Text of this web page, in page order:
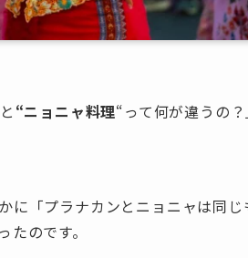
“ニョニャ料理“って何が違うの
に「プラナカンとニョニャは同
のです。